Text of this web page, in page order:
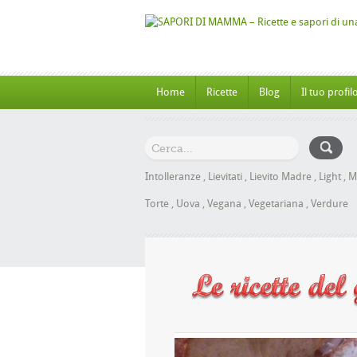
Home Ricette Blog Il tuo profilo
Intolleranze , Lievitati , Lievito Madre , Light ,
Torte , Uova , Vegana , Vegetariana , Verdure
al Miele senza